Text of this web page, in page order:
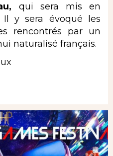
qui sera mis en
Il y sera évoqué les
rencontrés par un
naturalisé français.